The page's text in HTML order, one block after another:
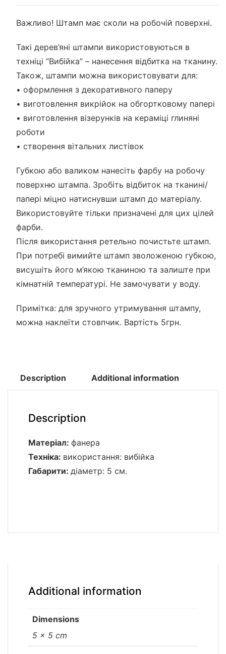
Важливо! Штамп має сколи на робочій поверхні.
Такі дерев’яні штампи використовуються в
техніці “Вибійка” – нанесення відбитка на тканину.
Також, штампи можна використовувати для:
• оформлення з декоративного паперу
• виготовлення викрійок на обгортковому папері
• виготовлення візерунків на кераміці глиняні
роботи
• створення вітальних листівок
Губкою або валиком нанесіть фарбу на робочу
поверхню штампа. Зробіть відбиток на тканині/
папері міцно натиснувши штамп до матеріалу.
Використовуйте тільки призначені для цих цілей
фарби.
Після використання ретельно почистьте штамп.
При потребі вимийте штамп зволоженою губкою,
висушіть його м’якою тканиною та залиште при
кімнатній температурі. Не замочувати у воду.
Примітка: для зручного утримування штампу,
можна наклеїти стовпчик. Вартість 5грн.
Description Additional information
Description
Матеріал: фанера
Техніка: використання: вибійка
Габарити: діаметр: 5 см.
Additional information
Dimensions
5 × 5 cm